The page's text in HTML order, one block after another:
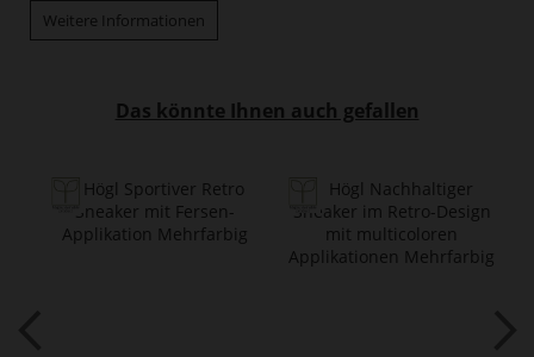
Weitere Informationen
Das könnte Ihnen auch gefallen